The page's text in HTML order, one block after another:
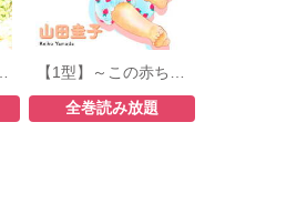
全巻読み放題